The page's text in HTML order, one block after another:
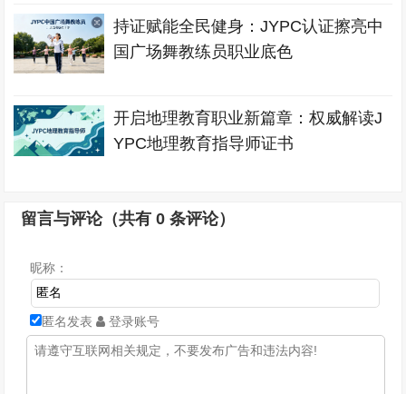
持证赋能全民健身：JYPC认证擦亮中
国广场舞教练员职业底色
开启地理教育职业新篇章：权威解读J
YPC地理教育指导师证书
留言与评论（共有0 条评论）
昵称：
匿名发表 登录账号